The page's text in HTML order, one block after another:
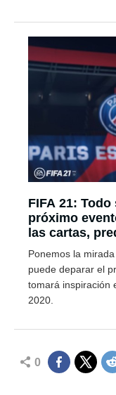
FIFA 21:
próximo
las cartas,
Ponemos la
puede deparar el
tomará inspiración
2020.
0